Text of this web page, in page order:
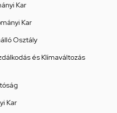
Kar
Kar
Osztály
és Klímaváltozás
Kar